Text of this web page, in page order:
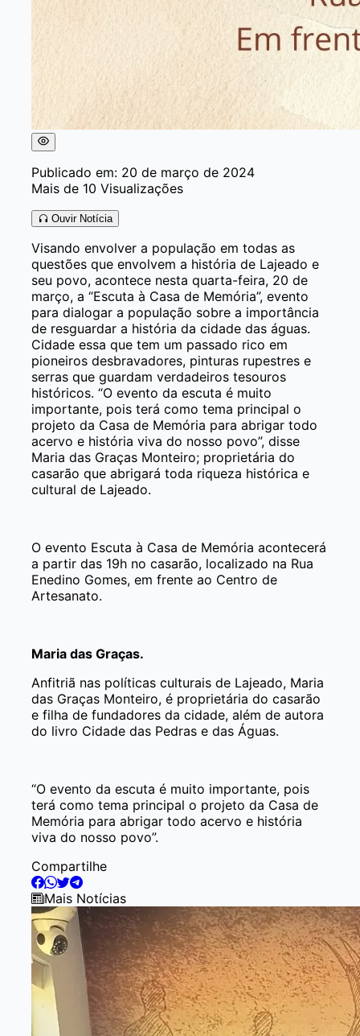
Publicado em: 20 de março de 2024
Mais de 10 Visualizações
Ouvir Notícia
Visando envolver a população em todas as
questões que envolvem a história de Lajeado e
seu povo, acontece nesta quarta-feira, 20 de
março, a “Escuta à Casa de Memória”, evento
para dialogar a população sobre a importância
de resguardar a história da cidade das águas.
Cidade essa que tem um passado rico em
pioneiros desbravadores, pinturas rupestres e
serras que guardam verdadeiros tesouros
históricos. “O evento da escuta é muito
importante, pois terá como tema principal o
projeto da Casa de Memória para abrigar todo
acervo e história viva do nosso povo”, disse
Maria das Graças Monteiro; proprietária do
casarão que abrigará toda riqueza histórica e
cultural de Lajeado.
O evento Escuta à Casa de Memória acontecerá
a partir das 19h no casarão, localizado na Rua
Enedino Gomes, em frente ao Centro de
Artesanato.
Maria das Graças.
Anfitriã nas políticas culturais de Lajeado, Maria
das Graças Monteiro, é proprietária do casarão
e filha de fundadores da cidade, além de autora
do livro Cidade das Pedras e das Águas.
“O evento da escuta é muito importante, pois
terá como tema principal o projeto da Casa de
Memória para abrigar todo acervo e história
viva do nosso povo”.
Compartilhe
Mais Notícias